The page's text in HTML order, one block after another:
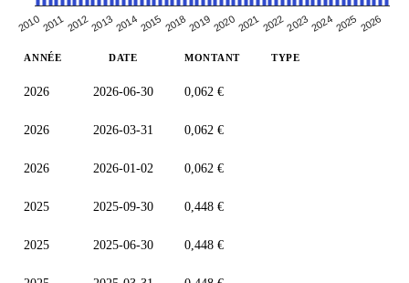
201020112012201320142015 20182019202020212022202320242025 2026
ANNÉE DATE MONTANT TYPE
2026 2026-06-30 0,062 €
2026 2026-03-31 0,062 €
2026 2026-01-02 0,062 €
2025 2025-09-30 0,448 €
2025 2025-06-30 0,448 €